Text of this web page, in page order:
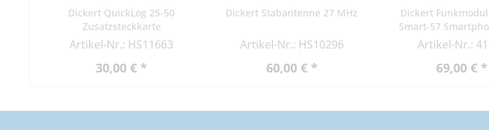
Dickert QuickLog 25-50
Zusatzsteckkarte
Artikel-Nr.: HS11663
30,00 € *
Dickert Stabantenne 27 MHz
Artikel-Nr.: HS10296
60,00 € *
Dickert
Smart-57
Artikel-Nr.:
69,00 € *